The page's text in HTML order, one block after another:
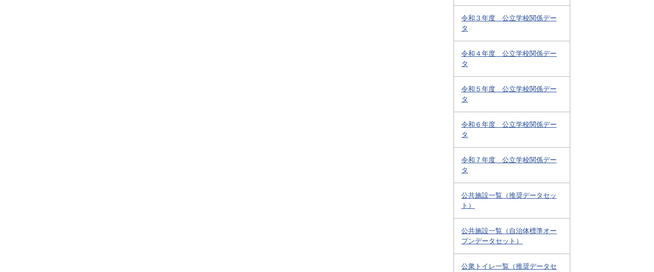
令和３年度 公立学校関係デー
タ
令和４年度 公立学校関係デー
タ
令和５年度 公立学校関係デー
タ
令和６年度 公立学校関係デー
タ
令和７年度 公立学校関係デー
タ
公共施設一覧（推奨データセッ
ト）
公共施設一覧（自治体標準オー
プンデータセット）
公衆トイレ一覧（推奨データセ